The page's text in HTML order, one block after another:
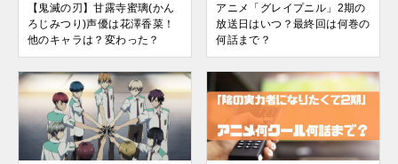
【鬼滅の刃】甘露寺蜜璃(かん
ろじみつり)声優は花澤香菜！
他のキャラは？変わった？
アニメ「グレイプニル」2期の
放送日はいつ？最終回は何巻の
何話まで？